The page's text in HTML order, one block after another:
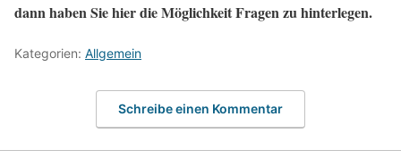
dann haben Sie hier die Möglichkeit Fragen zu hinterlegen.
Kategorien: Allgemein
Schreibe einen Kommentar